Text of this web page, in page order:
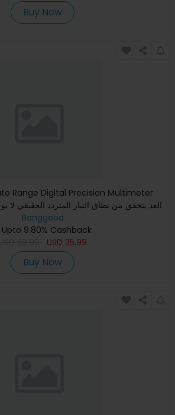
Buy Now
Range Digital Precision Multimeter
NC
Banggood
Upto 9.80% Cashback
USD 35.99
Buy Now